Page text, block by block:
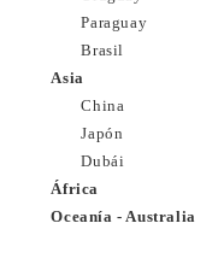
Paraguay
Brasil
Asia
China
Japón
Dubái
África
Oceanía - Australia